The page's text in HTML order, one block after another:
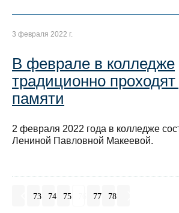
3 февраля 2022 г.
В феврале в колледже
традиционно проходят
памяти
2 февраля 2022 года в колледже
Лениной Павловной Макеевой.
73 74 75 77 78